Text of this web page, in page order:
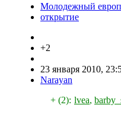
Молодежный
открытие
+2
23 января 2010,
Narayan
+ (2): lvea,